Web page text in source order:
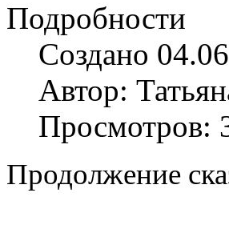
Подробности
Создано
Автор:
Просмотров:
Продолжение